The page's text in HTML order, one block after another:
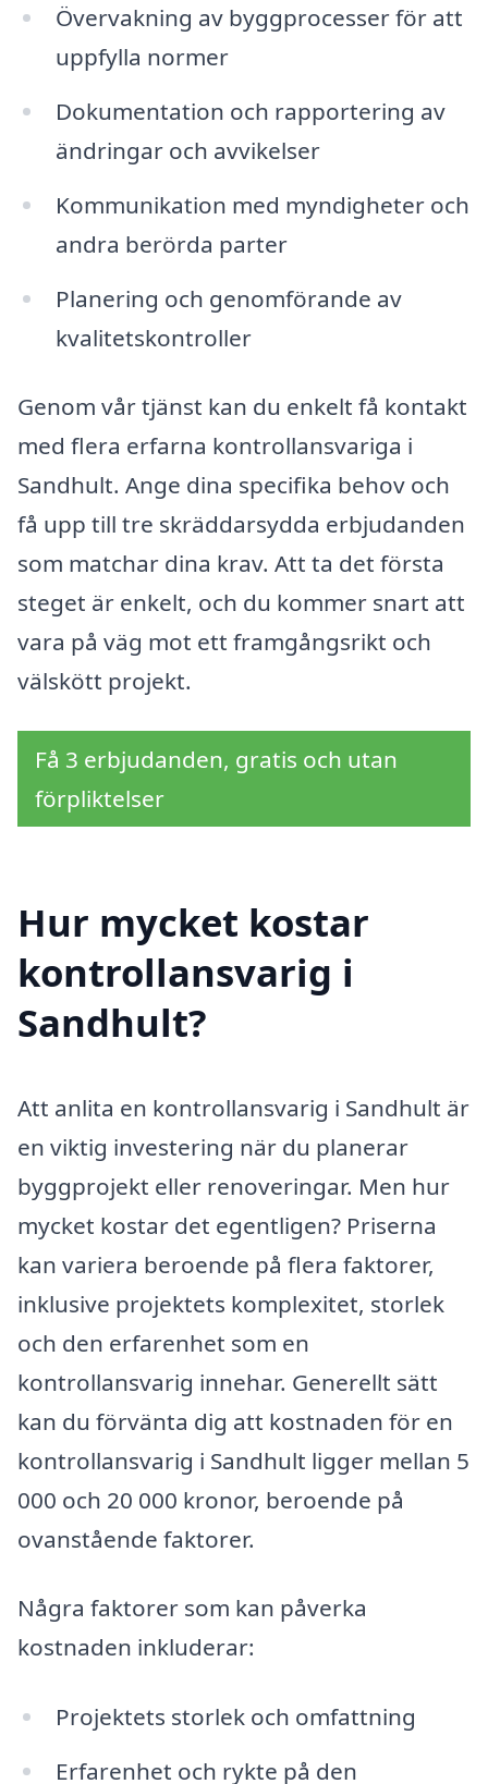
Övervakning av byggprocesser för att
uppfylla normer
Dokumentation och rapportering av
ändringar och avvikelser
Kommunikation med myndigheter och
andra berörda parter
Planering och genomförande av
kvalitetskontroller
Genom vår tjänst kan du enkelt få kontakt
med flera erfarna kontrollansvariga i
Sandhult. Ange dina specifika behov och
få upp till tre skräddarsydda erbjudanden
som matchar dina krav. Att ta det första
steget är enkelt, och du kommer snart att
vara på väg mot ett framgångsrikt och
välskött projekt.
Få 3 erbjudanden, gratis och utan
förpliktelser
Hur mycket kostar
kontrollansvarig i
Sandhult?
Att anlita en kontrollansvarig i Sandhult är
en viktig investering när du planerar
byggprojekt eller renoveringar. Men hur
mycket kostar det egentligen? Priserna
kan variera beroende på flera faktorer,
inklusive projektets komplexitet, storlek
och den erfarenhet som en
kontrollansvarig innehar. Generellt sätt
kan du förvänta dig att kostnaden för en
kontrollansvarig i Sandhult ligger mellan 5
000 och 20 000 kronor, beroende på
ovanstående faktorer.
Några faktorer som kan påverka
kostnaden inkluderar:
Projektets storlek och omfattning
Erfarenhet och rykte på den